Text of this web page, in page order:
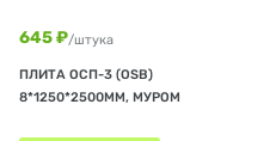
645 ₽/штука
ПЛИТА ОСП-3 (OSB)
8*1250*2500ММ, МУРОМ